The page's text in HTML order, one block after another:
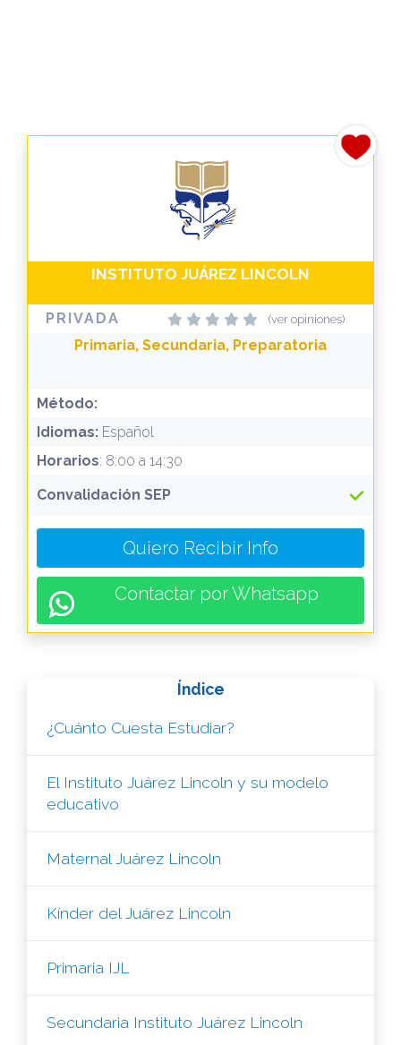
INSTITUTO JUÁREZ LINCOLN
PRIVADA (ver opiniones)
Primaria, Secundaria, Preparatoria
Método:
Idiomas: Español
Horarios: 8:00 a 14:30
Convalidación SEP
Quiero Recibir Info
Contactar por Whatsapp
Índice
¿Cuánto Cuesta Estudiar?
El Instituto Juárez Lincoln y su modelo
educativo
Maternal Juárez Lincoln
Kínder del Juárez Lincoln
Primaria IJL
Secundaria Instituto Juárez Lincoln